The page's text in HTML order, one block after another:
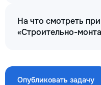
На что смотреть
«Строительно-
Опубликовать задачу